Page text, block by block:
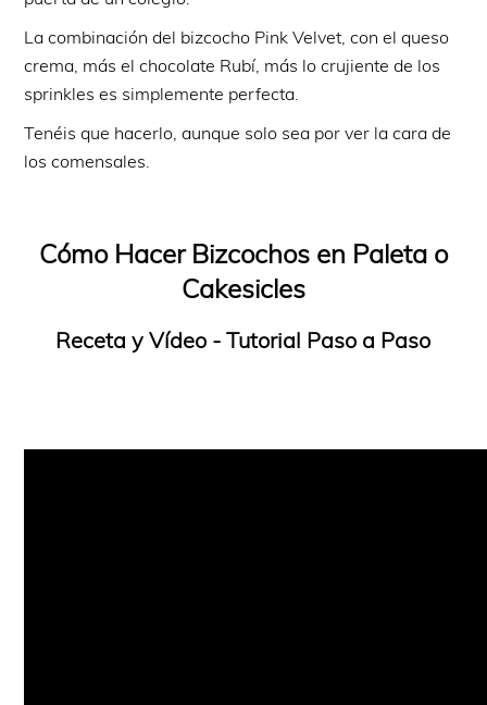
La combinación del bizcocho Pink Velvet, con el queso
crema, más el chocolate Rubí, más lo crujiente de los
sprinkles es simplemente perfecta.
Tenéis que hacerlo, aunque solo sea por ver la cara de
los comensales.
Cómo Hacer Bizcochos en Paleta o
Cakesicles
Receta y Vídeo - Tutorial Paso a Paso